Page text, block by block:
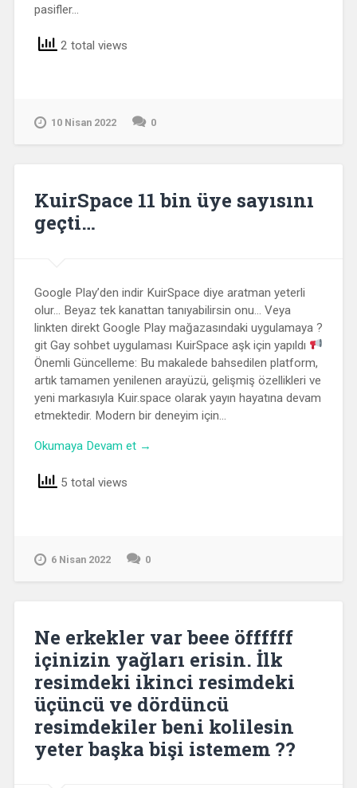
pasifler…
2 total views
10 Nisan 2022 0
KuirSpace 11 bin üye sayısını
geçti…
Google Play’den indir KuirSpace diye aratman yeterli
olur… Beyaz tek kanattan tanıyabilirsin onu… Veya
linkten direkt Google Play mağazasındaki uygulamaya ?
git Gay sohbet uygulaması KuirSpace aşk için yapıldı
Önemli Güncelleme: Bu makalede bahsedilen platform,
artık tamamen yenilenen arayüzü, gelişmiş özellikleri ve
yeni markasıyla Kuir.space olarak yayın hayatına devam
etmektedir. Modern bir deneyim için…
Okumaya Devam et →
5 total views
6 Nisan 2022 0
Ne erkekler var beee öffffff
içinizin yağları erisin. İlk
resimdeki ikinci resimdeki
üçüncü ve dördüncü
resimdekiler beni kolilesin
yeter başka bişi istemem ??